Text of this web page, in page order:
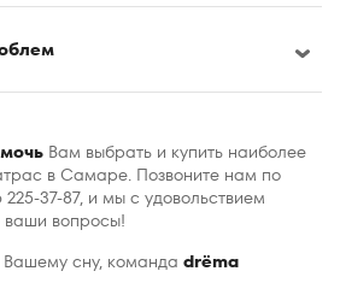
Вам выбрать и купить наиболее
в Самаре. Позвоните нам по
37-87, и мы с удовольствием
ваши вопросы!
сну, команда drёma